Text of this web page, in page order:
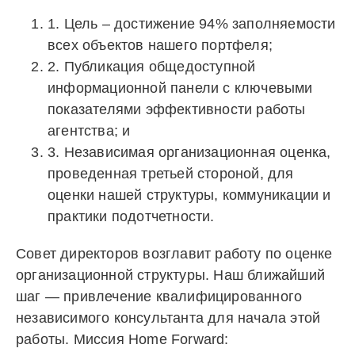
1. Цель – достижение 94% заполняемости
всех объектов нашего портфеля;
2. Публикация общедоступной
информационной панели с ключевыми
показателями эффективности работы
агентства; и
3. Независимая организационная оценка,
проведенная третьей стороной, для
оценки нашей структуры, коммуникации и
практики подотчетности.
Совет директоров возглавит работу по оценке
организационной структуры. Наш ближайший
шаг — привлечение квалифицированного
независимого консультанта для начала этой
работы. Миссия Home Forward: